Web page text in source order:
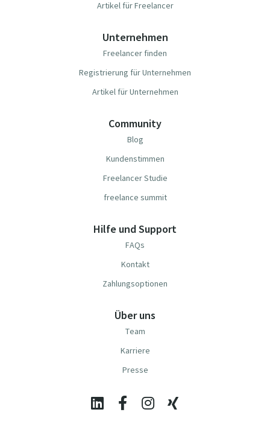
Artikel für Freelancer
Unternehmen
Freelancer finden
Registrierung für Unternehmen
Artikel für Unternehmen
Community
Blog
Kundenstimmen
Freelancer Studie
freelance summit
Hilfe und Support
FAQs
Kontakt
Zahlungsoptionen
Über uns
Team
Karriere
Presse